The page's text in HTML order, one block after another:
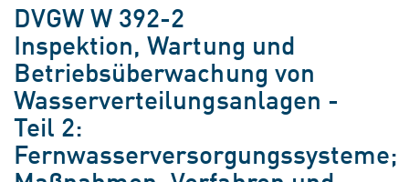
DVGW W 392-2
Inspektion, Wartung und
Betriebsüberwachung von
Wasserverteilungsanlagen -
Teil 2:
Fernwasserversorgungssysteme;